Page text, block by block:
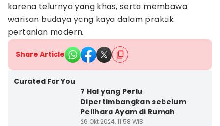
karena telurnya yang khas, serta membawa
warisan budaya yang kaya dalam praktik
pertanian modern.
Share Article
Curated For You
7 Hal yang Perlu
Dipertimbangkan sebelum
Pelihara Ayam di Rumah
26 Okt 2024, 11:58 WIB